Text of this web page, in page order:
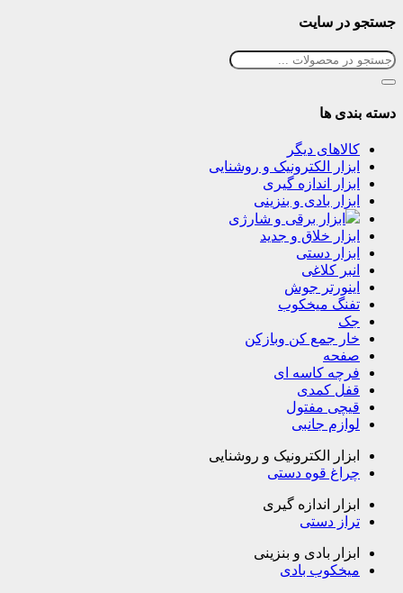
جستجو در سایت
دسته بندی ها
کالاهای دیگر
ابزار الکترونیک و روشنایی
ابزار اندازه گیری
ابزار بادی و بنزینی
ابزار برقی و شارژی
ابزار خلاق و جدید
ابزار دستی
انبر کلاغی
اینورتر جوش
تفنگ میخکوب
جک
خار جمع کن وبازکن
صفحه
فرچه کاسه ای
قفل کمدی
قیچی مفتول
لوازم جانبی
ابزار الکترونیک و روشنایی
چراغ قوه دستی
ابزار اندازه گیری
تراز دستی
ابزار بادی و بنزینی
میخکوب بادی